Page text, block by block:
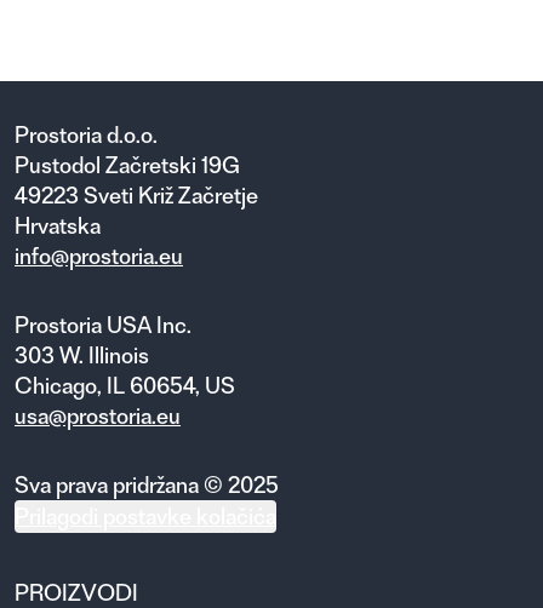
Prostoria d.o.o.
Pustodol Začretski 19G
49223 Sveti Križ Začretje
Hrvatska
info@prostoria.eu
Prostoria USA Inc.
303 W. Illinois
Chicago, IL 60654, US
usa@prostoria.eu
Sva prava pridržana © 2025
PROIZVODI